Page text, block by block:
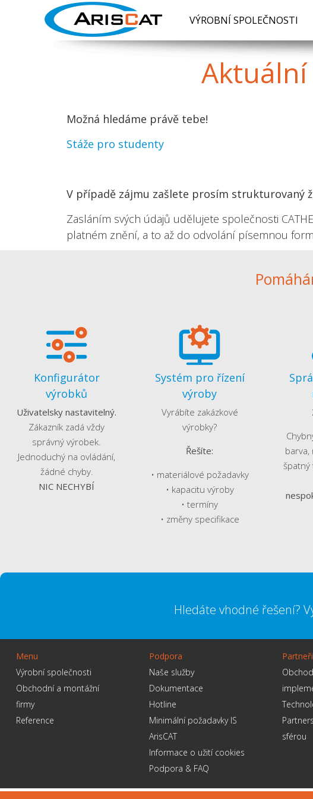
VÝROBNÍ SPOLEČNOSTI
Aktuální
Možná hledáme právě tebe!
Stáže pro studenty
V případě zájmu zašlete prosím strukturovaný
Zasláním svých údajů udělujete společnosti
platném znění, a to až do odvolání písemnou
Konfigurátor
výrobků
Uživatelsky nastavitelný.
Zákazník zadá vždy
správný výrobek.
Jednoduchý na ovládání,
žádné chyby.
NIC NECHYBÍ
Systém pro řízení
výroby
Vyrábíte zakázkové
výrobky?
Řešíte:
• materiálové požadavky
• kapacitu výroby
• termíny
• změny specifikace
barva,
Hledáte vhodné řešení?
Menu
Výrobní společnosti
Obchodní a montážní
firmy
Reference
Podpora
Naše služby
Dokumentace
Hotline
Minimální požadavky IS
ArisCAT
Informace o užití cookies
Podpora & FAQ
Partneři
sférou